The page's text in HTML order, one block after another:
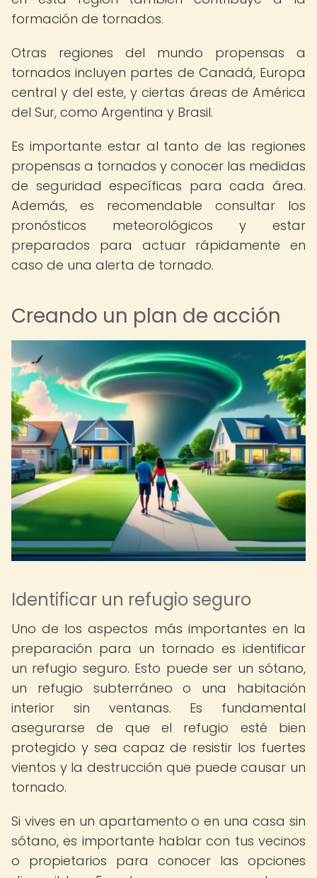
formación de tornados.
Otras regiones del mundo propensas a
tornados incluyen partes de Canadá, Europa
central y del este, y ciertas áreas de América
del Sur, como Argentina y Brasil.
Es importante estar al tanto de las regiones
propensas a tornados y conocer las medidas
de seguridad específicas para cada área.
Además, es recomendable consultar los
pronósticos meteorológicos y estar
preparados para actuar rápidamente en
caso de una alerta de tornado.
Creando un plan de acción
Identificar un refugio seguro
Uno de los aspectos más importantes en la
preparación para un tornado es identificar
un refugio seguro. Esto puede ser un sótano,
un refugio subterráneo o una habitación
interior sin ventanas. Es fundamental
asegurarse de que el refugio esté bien
protegido y sea capaz de resistir los fuertes
vientos y la destrucción que puede causar un
tornado.
Si vives en un apartamento o en una casa sin
sótano, es importante hablar con tus vecinos
o propietarios para conocer las opciones